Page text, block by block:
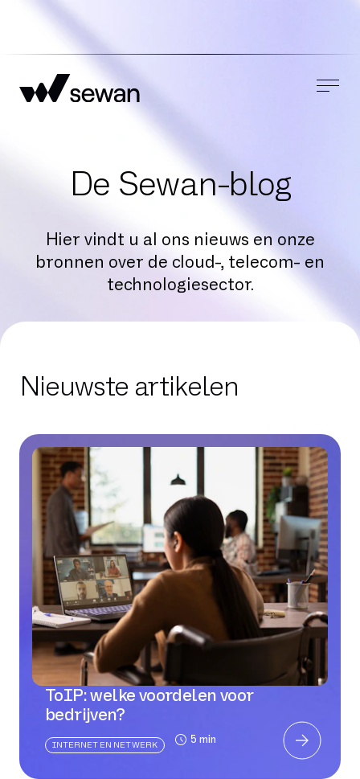
De Sewan-blog
Hier vindt u al ons nieuws en onze
bronnen over de cloud-, telecom- en
technologiesector.
Nieuwste artikelen
ToIP: welke voordelen voor
bedrijven?
INTERNET EN NETWERK 5 min